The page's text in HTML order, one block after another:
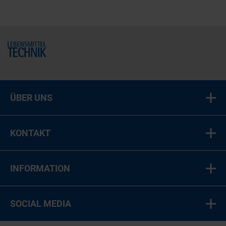
Home
ÜBER UNS
KONTAKT
INFORMATION
SOCIAL MEDIA